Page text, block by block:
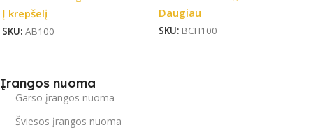
Į krepšelį
SKU: AB100
Daugiau
SKU: BCH100
Įrangos nuoma
Garso įrangos nuoma
Šviesos įrangos nuoma